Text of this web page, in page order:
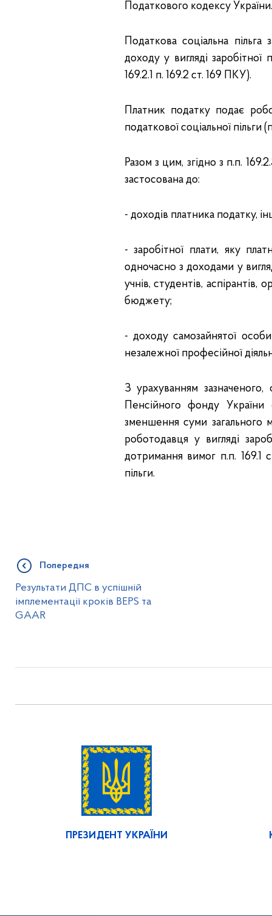
Податкового кодексу України.
Податкова соціальна
доходу у вигляді
169.2.1 п. 169.2 ст. 169 ПКУ).
Платник податку подає
податкової соціальної пільги
Разом з цим, згідно з п.п.
застосована до:
- доходів платника податку,
- заробітної плати, яку
одночасно з доходами у
учнів, студентів, аспірантів,
бюджету;
- доходу самозайнятої
незалежної професійної
З урахуванням
Пенсійного фонду України
зменшення суми загального
роботодавця у вигляді
дотримання вимог п.п. 169.1
пільги.
Попередня
Результати ДПС в успішній
імплементації кроків BEPS та
GAAR
ПРЕЗИДЕНТ УКРАЇНИ